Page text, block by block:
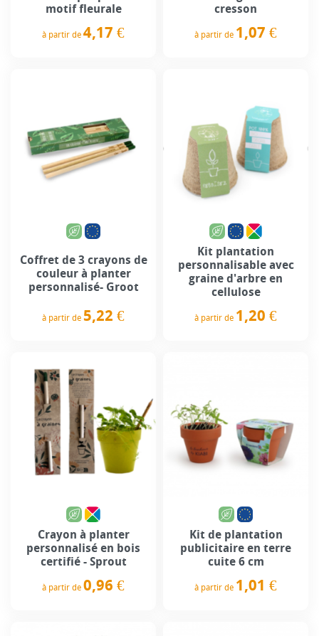
motif fleurale
à partir de 4,17 €
cresson
à partir de 1,07 €
Coffret de 3 crayons de
couleur à planter
personnalisé- Groot
à partir de 5,22 €
Kit plantation
personnalisable avec
graine d'arbre en
cellulose
à partir de 1,20 €
Crayon à planter
personnalisé en bois
certifié - Sprout
à partir de 0,96 €
Kit de plantation
publicitaire en terre
cuite 6 cm
à partir de 1,01 €